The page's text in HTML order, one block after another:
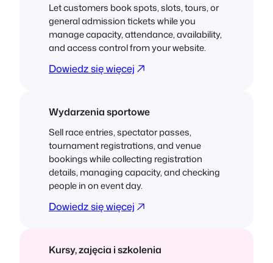
Let customers book spots, slots, tours, or
general admission tickets while you
manage capacity, attendance, availability,
and access control from your website.
Dowiedz się więcej
Wydarzenia sportowe
Sell race entries, spectator passes,
tournament registrations, and venue
bookings while collecting registration
details, managing capacity, and checking
people in on event day.
Dowiedz się więcej
Kursy, zajęcia i szkolenia